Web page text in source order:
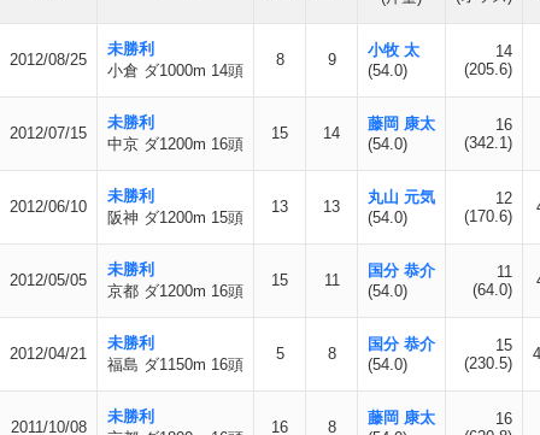
2012/08/25
未勝利
小倉 ダ1000m 14頭
8 9
小牧 太
(54.0)
14
(205.6)
2012/07/15
未勝利
中京 ダ1200m 16頭
15 14
藤岡 康太
(54.0)
16
(342.1)
2012/06/10
未勝利
阪神 ダ1200m 15頭
13 13
丸山 元気
(54.0)
12
(170.6)
2012/05/05
未勝利
京都 ダ1200m 16頭
15 11
国分 恭介
(54.0)
11
(64.0)
2012/04/21
未勝利
福島 ダ1150m 16頭
5 8
国分 恭介
(54.0)
15
(230.5)
2011/10/08
未勝利
16 8
藤岡 康太
16